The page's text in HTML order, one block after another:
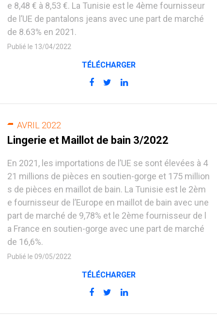
e 8,48 € à 8,53 €. La Tunisie est le 4ème fournisseur
de l’UE de pantalons jeans avec une part de marché
de 8.63% en 2021.
Publié le 13/04/2022
TÉLÉCHARGER
AVRIL 2022
Lingerie et Maillot de bain 3/2022
En 2021, les importations de l’UE se sont élevées à 4
21 millions de pièces en soutien-gorge et 175 million
s de pièces en maillot de bain. La Tunisie est le 2èm
e fournisseur de l’Europe en maillot de bain avec une
part de marché de 9,78% et le 2ème fournisseur de l
a France en soutien-gorge avec une part de marché
de 16,6%.
Publié le 09/05/2022
TÉLÉCHARGER